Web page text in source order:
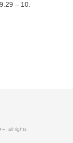
– 10.
–. all rights